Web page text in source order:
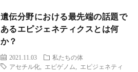
遺伝分野における最先端の話題で
あるエピジェネティクスとは何
か？
2021.11.03
私たちの体
アセチル化
エピゲノム
エピジェネティ